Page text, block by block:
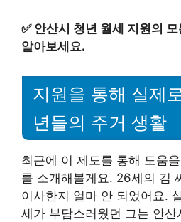
✅ 안산시 청년 월세 지원의
알아보세요.
지원을 통해 실제
년들의 주거 생활
최근에 이 제도를 통해 도움
를 소개해볼게요. 26세의 김
이사한지 얼마 안 되었어요.
세가 부담스러웠던 그는 안산